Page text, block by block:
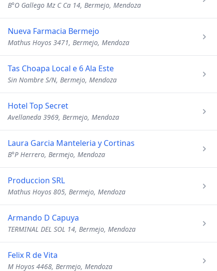
B°O Gallego Mz C Ca 14, Bermejo, Mendoza
Nueva Farmacia Bermejo
Mathus Hoyos 3471, Bermejo, Mendoza
Tas Choapa Local e 6 Ala Este
Sin Nombre S/N, Bermejo, Mendoza
Hotel Top Secret
Avellaneda 3969, Bermejo, Mendoza
Laura Garcia Manteleria y Cortinas
B°P Herrero, Bermejo, Mendoza
Produccion SRL
Mathus Hoyos 805, Bermejo, Mendoza
Armando D Capuya
TERMINAL DEL SOL 14, Bermejo, Mendoza
Felix R de Vita
M Hoyos 4468, Bermejo, Mendoza